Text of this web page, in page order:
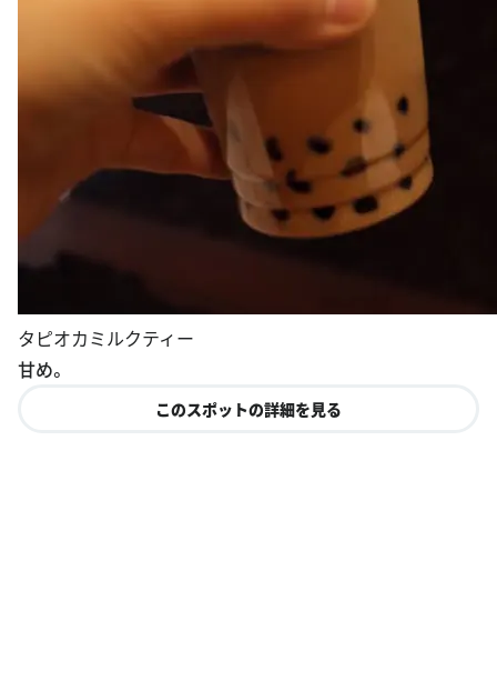
タピオカミルクティー
甘め。
このスポットの詳細を見る